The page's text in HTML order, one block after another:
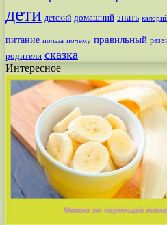
дети детский домашний знать
питание польза почему правильный
родители сказка
Интересное